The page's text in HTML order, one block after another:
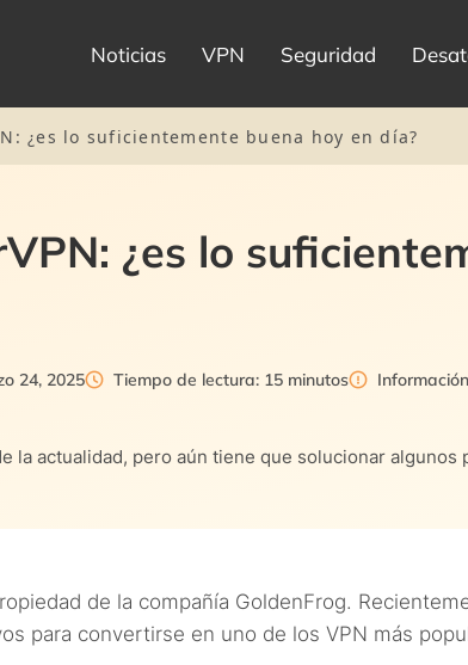
Noticias VPN Seguridad
¿es lo suficientemente buena hoy en día?
¿es lo
24, 2025 Tiempo de lectura: 15 minutos Información
la actualidad, pero aún tiene que solucionar algunos
de la compañía GoldenFrog.
para convertirse en uno de los VPN más